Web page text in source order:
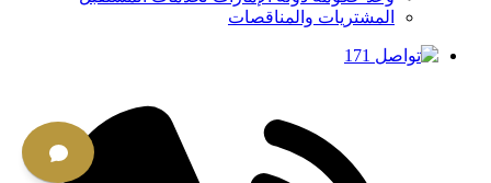
المشتريات والمناقصات